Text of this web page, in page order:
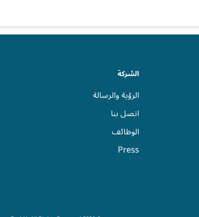
الشركة
الرؤية والرسالة
اتصل بنا
الوظائف
Press